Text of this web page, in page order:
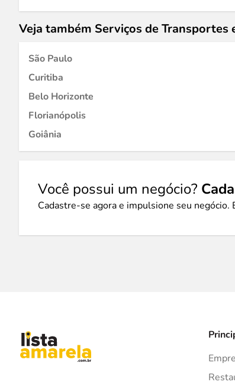
Veja também Serviços de Transportes
São Paulo
Curitiba
Belo Horizonte
Florianópolis
Goiânia
Você possui um negócio?
Cadastre-se agora e impulsione seu negócio.